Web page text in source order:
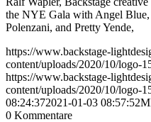
the NYE Gala with Angel Blue,
Polenzani, and Pretty Yende,
https://www.backstage-
content/uploads/2020/10/logo-
https://www.backstage-
content/uploads/2020/10/logo-
08:24:372021-01-03 08:57:52
0 Kommentare